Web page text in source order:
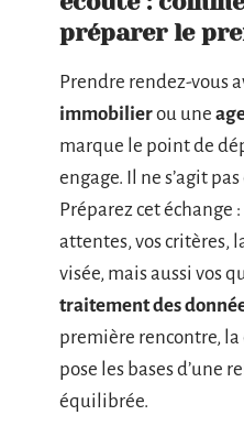
préparer le
Prendre rendez-vous
immobilierou une
marque le point de
engage. Il ne s’agit
Préparez cet échange
attentes, vos critères,
visée, mais aussi vos
traitement des
première rencontre, la
pose les bases d’une
équilibrée.